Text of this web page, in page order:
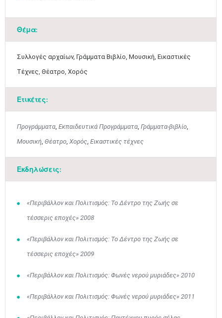
Θέμα:
Συλλογές αρχαίων, Γράμματα Βιβλίο, Μουσική, Εικαστικές
Τέχνες, Θέατρο, Χορός
Ετικέτες:
Προγράμματα, Εκπαιδευτικά Προγράμματα, Γράμματα-βιβλίο,
Μουσική, Θέατρο, Χορός, Εικαστικές τέχνες
Εκδηλώσεις:
«Περιβάλλον και Πολιτισμός: Το Δέντρο της Ζωής σε
τέσσερις εποχές» 2008
«Περιβάλλον και Πολιτισμός: Το Δέντρο της Ζωής σε
τέσσερις εποχές» 2009
«Περιβάλλον και Πολιτισμός: Φωνές νερού μυριάδες» 2010
«Περιβάλλον και Πολιτισμός: Φωνές νερού μυριάδες» 2011